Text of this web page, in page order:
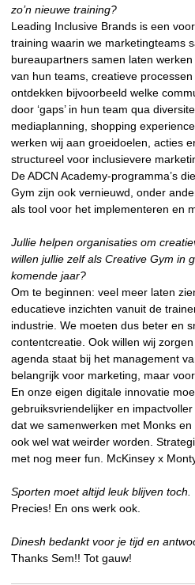
zo’n nieuwe training?
Leading Inclusive Brands is een
training waarin we marketingteams
bureaupartners samen laten
van hun teams, creatieve
ontdekken bijvoorbeeld welke
door ‘gaps’ in hun team qua
mediaplanning, shopping
werken wij aan groeidoelen, acties
structureel voor inclusievere
De ADCN Academy-programma’s
Gym zijn ook vernieuwd, onder
als tool voor het implementeren en
Jullie helpen organisaties om
willen jullie zelf als Creative Gym in
komende jaar?
Om te beginnen: veel meer laten
educatieve inzichten vanuit de
industrie. We moeten dus beter en
contentcreatie. Ook willen wij
agenda staat bij het management
belangrijk voor marketing, maar
En onze eigen digitale innovatie
gebruiksvriendelijker en
dat we samenwerken met Monks
ook wel wat weirder worden.
met nog meer fun. McKinsey x
Sporten moet altijd leuk blijven toch.
Precies! En ons werk ook.
Dinesh bedankt voor je tijd en
Thanks Sem!! Tot gauw!